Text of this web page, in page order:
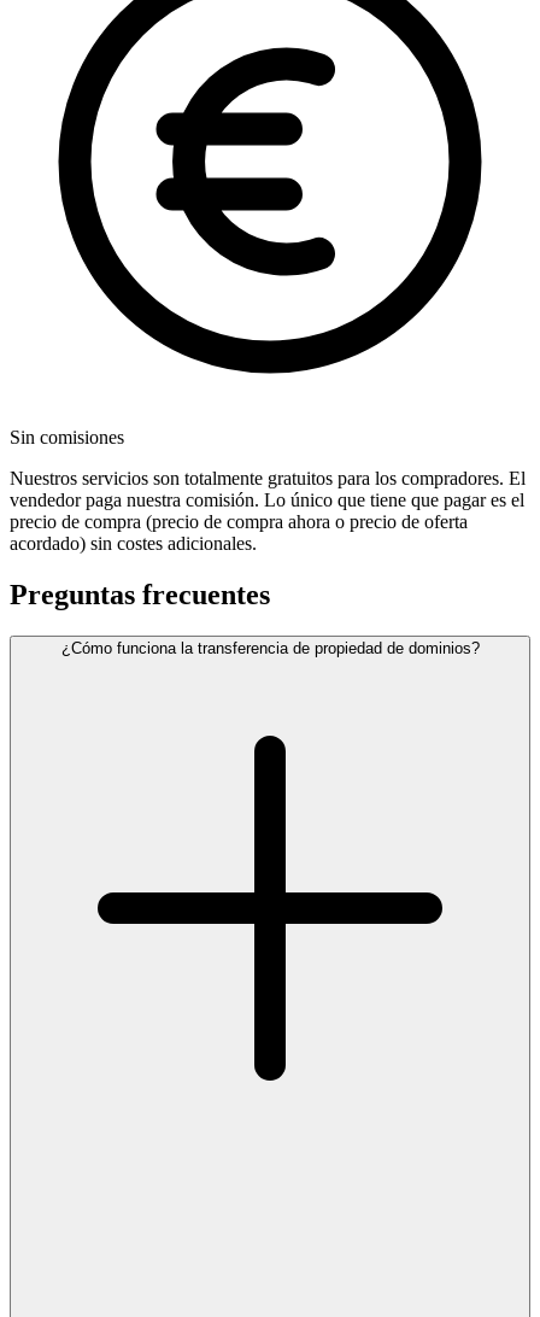
Sin comisiones
Nuestros servicios son totalmente gratuitos para los compradores. El
vendedor paga nuestra comisión. Lo único que tiene que pagar es el
precio de compra (precio de compra ahora o precio de oferta
acordado) sin costes adicionales.
Preguntas frecuentes
¿Cómo funciona la transferencia de propiedad de dominios?